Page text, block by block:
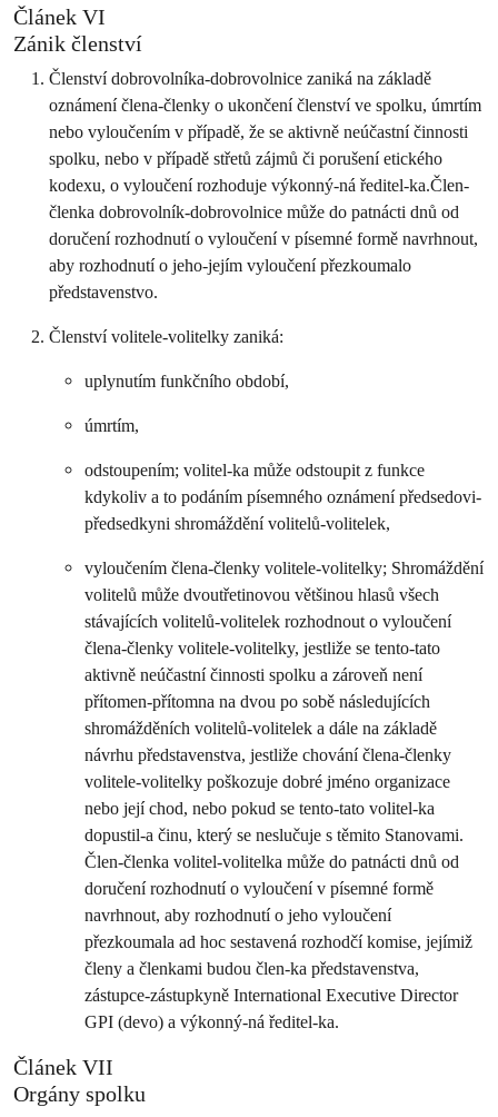
Článek VI
Zánik členství
Členství dobrovolníka-dobrovolnice zaniká na základě
oznámení člena-členky o ukončení členství ve spolku, úmrtím
nebo vyloučením v případě, že se aktivně neúčastní činnosti
spolku, nebo v případě střetů zájmů či porušení etického
kodexu, o vyloučení rozhoduje výkonný-ná ředitel-ka.Člen-
členka dobrovolník-dobrovolnice může do patnácti dnů od
doručení rozhodnutí o vyloučení v písemné formě navrhnout,
aby rozhodnutí o jeho-jejím vyloučení přezkoumalo
představenstvo.
Členství volitele-volitelky zaniká:
uplynutím funkčního období,
úmrtím,
odstoupením; volitel-ka může odstoupit z funkce
kdykoliv a to podáním písemného oznámení předsedovi-
předsedkyni shromáždění volitelů-volitelek,
vyloučením člena-členky volitele-volitelky; Shromáždění
volitelů může dvoutřetinovou většinou hlasů všech
stávajících volitelů-volitelek rozhodnout o vyloučení
člena-členky volitele-volitelky, jestliže se tento-tato
aktivně neúčastní činnosti spolku a zároveň není
přítomen-přítomna na dvou po sobě následujících
shromážděních volitelů-volitelek a dále na základě
návrhu představenstva, jestliže chování člena-členky
volitele-volitelky poškozuje dobré jméno organizace
nebo její chod, nebo pokud se tento-tato volitel-ka
dopustil-a činu, který se neslučuje s těmito Stanovami.
Člen-členka volitel-volitelka může do patnácti dnů od
doručení rozhodnutí o vyloučení v písemné formě
navrhnout, aby rozhodnutí o jeho vyloučení
přezkoumala ad hoc sestavená rozhodčí komise, jejímiž
členy a členkami budou člen-ka představenstva,
zástupce-zástupkyně International Executive Director
GPI (devo) a výkonný-ná ředitel-ka.
Článek VII
Orgány spolku